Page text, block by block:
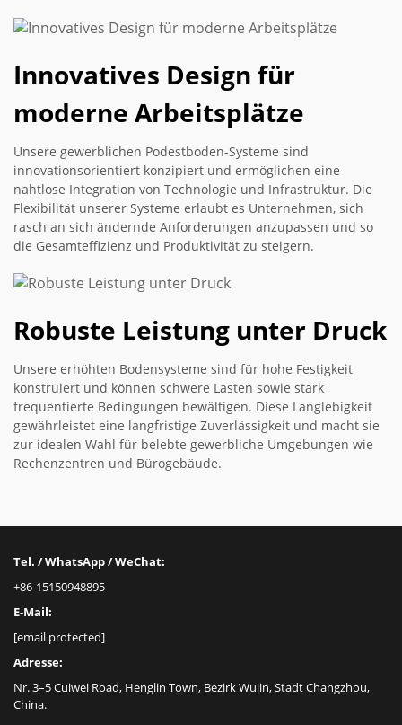
Innovatives Design für
moderne Arbeitsplätze
Unsere gewerblichen Podestboden-Systeme sind
innovationsorientiert konzipiert und ermöglichen eine
nahtlose Integration von Technologie und Infrastruktur. Die
Flexibilität unserer Systeme erlaubt es Unternehmen, sich
rasch an sich ändernde Anforderungen anzupassen und so
die Gesamteffizienz und Produktivität zu steigern.
Robuste Leistung unter Druck
Unsere erhöhten Bodensysteme sind für hohe Festigkeit
konstruiert und können schwere Lasten sowie stark
frequentierte Bedingungen bewältigen. Diese Langlebigkeit
gewährleistet eine langfristige Zuverlässigkeit und macht sie
zur idealen Wahl für belebte gewerbliche Umgebungen wie
Rechenzentren und Bürogebäude.
Tel. / WhatsApp / WeChat:
+86-15150948895
E-Mail:
[email protected]
Adresse:
Nr. 3–5 Cuiwei Road, Henglin Town, Bezirk Wujin, Stadt Changzhou,
China.